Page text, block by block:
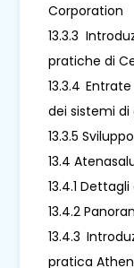
Corporation
13.3.3
pratiche di
13.3.4
dei sistemi
13.3.5
13.4
13.4.1
13.4.2
13.4.3
pratica